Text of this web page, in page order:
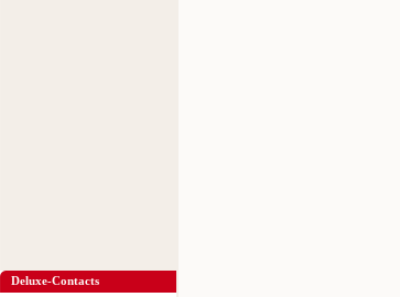
Deluxe-Contacts